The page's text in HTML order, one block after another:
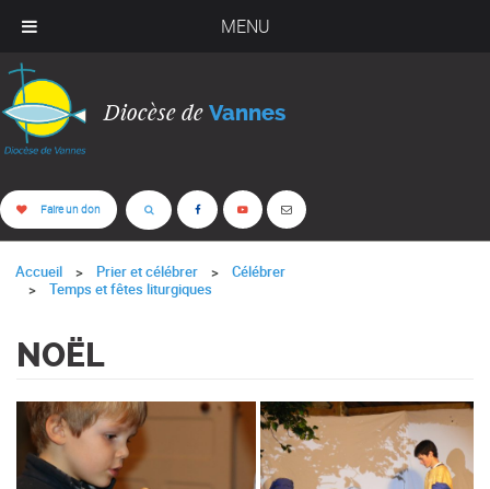
MENU
Diocèse de Vannes
Faire un don
Accueil Prier et célébrer
Célébrer
Temps et fêtes liturgiques
NOËL